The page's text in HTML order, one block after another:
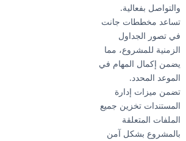
والتواصل بفعالية.
تساعد مخططات جانت
في تصور الجداول
الزمنية للمشروع، مما
يضمن إكمال المهام في
الموعد المحدد.
تضمن ميزات إدارة
المستندات تخزين جميع
الملفات المتعلقة
بالمشروع بشكل آمن